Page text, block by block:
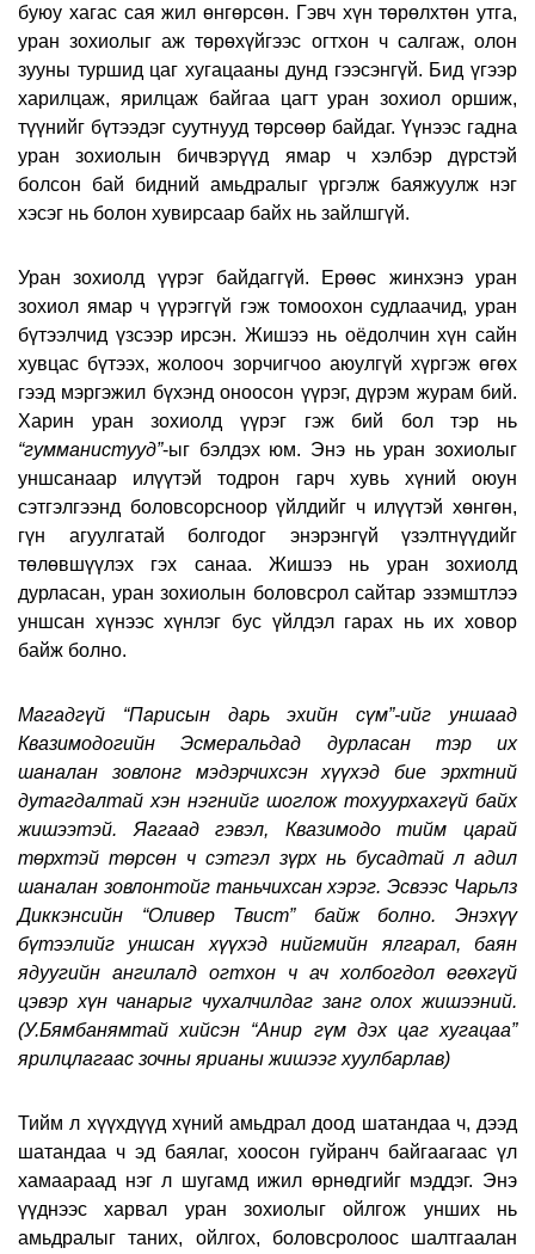
буюу хагас сая жил өнгөрсөн. Гэвч хүн төрөлхтөн утга,
уран зохиолыг аж төрөхүйгээс огтхон ч салгаж, олон
зууны туршид цаг хугацааны дунд гээсэнгүй. Бид үгээр
харилцаж, ярилцаж байгаа цагт уран зохиол оршиж,
түүнийг бүтээдэг суутнууд төрсөөр байдаг. Үүнээс гадна
уран зохиолын бичвэрүүд ямар ч хэлбэр дүрстэй
болсон бай бидний амьдралыг үргэлж баяжуулж нэг
хэсэг нь болон хувирсаар байх нь зайлшгүй.
Уран зохиолд үүрэг байдаггүй. Ерөөс жинхэнэ уран
зохиол ямар ч үүрэггүй гэж томоохон судлаачид, уран
бүтээлчид үзсээр ирсэн. Жишээ нь оёдолчин хүн сайн
хувцас бүтээх, жолооч зорчигчоо аюулгүй хүргэж өгөх
гээд мэргэжил бүхэнд оноосон үүрэг, дүрэм журам бий.
Харин уран зохиолд үүрэг гэж бий бол тэр нь
“гумманистууд”-ыг бэлдэх юм. Энэ нь уран зохиолыг
уншсанаар илүүтэй тодрон гарч хувь хүний оюун
сэтгэлгээнд боловсорсноор үйлдийг ч илүүтэй хөнгөн,
гүн агуулгатай болгодог энэрэнгүй үзэлтнүүдийг
төлөвшүүлэх гэх санаа. Жишээ нь уран зохиолд
дурласан, уран зохиолын боловсрол сайтар эзэмштлээ
уншсан хүнээс хүнлэг бус үйлдэл гарах нь их ховор
байж болно.
Магадгүй “Парисын дарь эхийн сүм”-ийг уншаад
Квазимодогийн Эсмеральдад дурласан тэр их
шаналан зовлонг мэдэрчихсэн хүүхэд бие эрхтний
дутагдалтай хэн нэгнийг шоглож тохуурхахгүй байх
жишээтэй. Яагаад гэвэл, Квазимодо тийм царай
төрхтэй төрсөн ч сэтгэл зүрх нь бусадтай л адил
шаналан зовлонтойг таньчихсан хэрэг. Эсвээс Чарьлз
Диккэнсийн “Оливер Твист” байж болно. Энэхүү
бүтээлийг уншсан хүүхэд нийгмийн ялгарал, баян
ядуугийн ангилалд огтхон ч ач холбогдол өгөхгүй
цэвэр хүн чанарыг чухалчилдаг занг олох жишээний.
(У.Бямбанямтай хийсэн “Анир гүм дэх цаг хугацаа”
ярилцлагаас зочны ярианы жишээг хуулбарлав)
Тийм л хүүхдүүд хүний амьдрал доод шатандаа ч, дээд
шатандаа ч эд баялаг, хоосон гуйранч байгаагаас үл
хамаараад нэг л шугамд ижил өрнөдгийг мэддэг. Энэ
үүднээс харвал уран зохиолыг ойлгож унших нь
амьдралыг таних, ойлгох, боловсролоос шалтгаалан